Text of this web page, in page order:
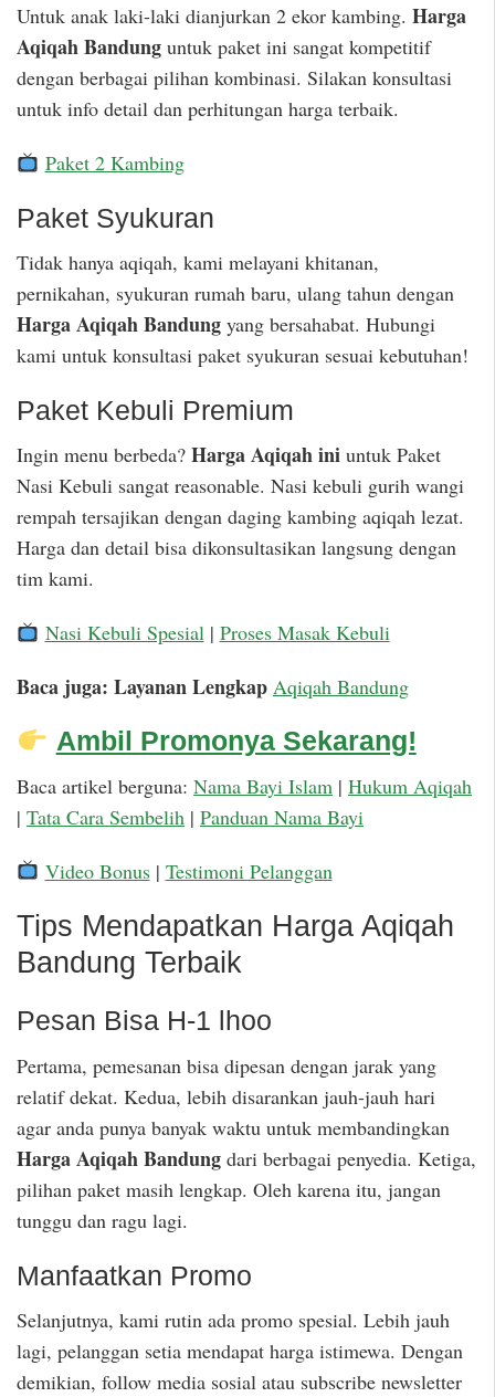
Untuk anak laki-laki dianjurkan 2 ekor kambing. Harga
Aqiqah Bandung untuk paket ini sangat kompetitif
dengan berbagai pilihan kombinasi. Silakan konsultasi
untuk info detail dan perhitungan harga terbaik.
Paket 2 Kambing
Paket Syukuran
Tidak hanya aqiqah, kami melayani khitanan,
pernikahan, syukuran rumah baru, ulang tahun dengan
Harga Aqiqah Bandung yang bersahabat. Hubungi
kami untuk konsultasi paket syukuran sesuai kebutuhan!
Paket Kebuli Premium
Ingin menu berbeda? Harga Aqiqah ini untuk Paket
Nasi Kebuli sangat reasonable. Nasi kebuli gurih wangi
rempah tersajikan dengan daging kambing aqiqah lezat.
Harga dan detail bisa dikonsultasikan langsung dengan
tim kami.
Nasi Kebuli Spesial| Proses Masak Kebuli
Baca juga: Layanan Lengkap Aqiqah Bandung
Ambil Promonya Sekarang!
Baca artikel berguna: Nama Bayi Islam | Hukum Aqiqah
| Tata Cara Sembelih | Panduan Nama Bayi
Video Bonus| Testimoni Pelanggan
Tips Mendapatkan Harga Aqiqah
Bandung Terbaik
Pesan Bisa H-1 lhoo
Pertama, pemesanan bisa dipesan dengan jarak yang
relatif dekat. Kedua, lebih disarankan jauh-jauh hari
agar anda punya banyak waktu untuk membandingkan
Harga Aqiqah Bandung dari berbagai penyedia. Ketiga,
pilihan paket masih lengkap. Oleh karena itu, jangan
tunggu dan ragu lagi.
Manfaatkan Promo
Selanjutnya, kami rutin ada promo spesial. Lebih jauh
lagi, pelanggan setia mendapat harga istimewa. Dengan
demikian, follow media sosial atau subscribe newsletter